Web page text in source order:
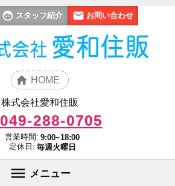
スタッフ紹介 お問い合わせ
HOME
株式会社愛和住販
049-288-0705
営業時間: 9:00~18:00
定休日: 毎週火曜日
メニュー